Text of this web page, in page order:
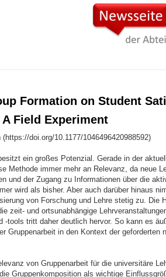
Formation on Student
Field Experiment
doi.org/10.1177/1046496420988592)
ein großes Potenzial. Gerade in der
Methode immer mehr an Relevanz, da neue
und der Zugang zu Informationen über die
wird als bisher. Aber auch darüber hinaus
von Forschung und Lehre stetig zu. Die
zeit- und ortsunabhängige
-tools tritt daher deutlich hervor. So kann es
Gruppenarbeit in den Kontext der geforderten
von Gruppenarbeit für die universitäre
Gruppenkomposition als wichtige